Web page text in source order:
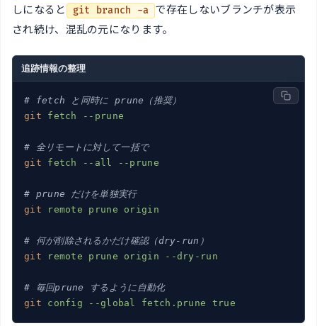
しになると
git branch -a
で存在しないブランチが表示
され続け、混乱の元になります。
追跡情報の整理
# fetch と同時に prune（推奨）
git
fetch --prune
# 全リモートに対して一括で
git
fetch --all --prune
# prune だけを単独実行
git
remote prune origin
# 何が削除されるかだけ確認（dry-run）
git
remote prune origin --dry-run
# 毎回prune するように自動化
git
config --global fetch.prune true